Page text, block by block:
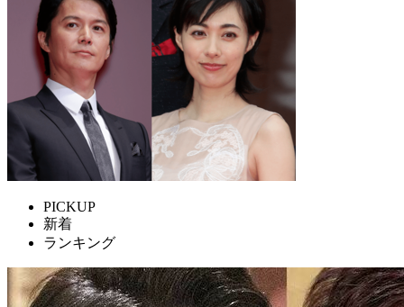
PICKUP
新着
ランキング